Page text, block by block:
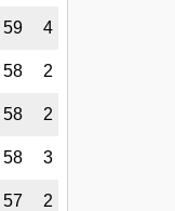
59 4
58 2
58 2
58 3
57 2